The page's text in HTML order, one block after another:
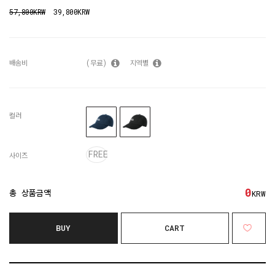
57,800KRW 39,800KRW
배송비 (무료) 지역별
컬러
사이즈 FREE
총 상품금액 0KRW
BUY CART